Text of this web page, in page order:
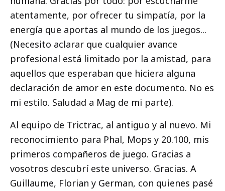
atentamente, por ofrecer tu simpatía, por la
energía que aportas al mundo de los juegos...
(Necesito aclarar que cualquier avance
profesional está limitado por la amistad, para
aquellos que esperaban que hiciera alguna
declaración de amor en este documento. No es
mi estilo. Saludad a Mag de mi parte).
Al equipo de Trictrac, al antiguo y al nuevo. Mi
reconocimiento para Phal, Mops y 20.100, mis
primeros compañeros de juego. Gracias a
vosotros descubrí este universo. Gracias. A
Guillaume, Florian y German, con quienes pasé